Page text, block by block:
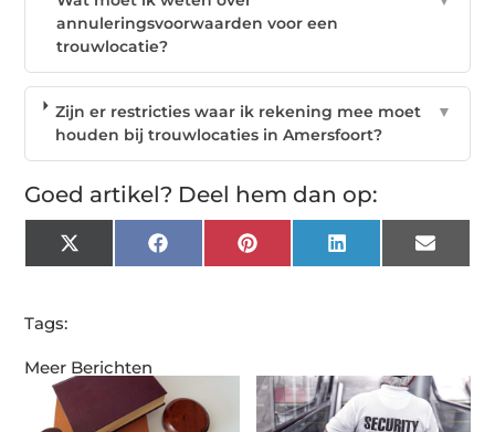
Meer Berichten
annuleringsvoorwaarden voor een
trouwlocatie?
Zijn er restricties waar ik rekening mee moet
houden bij trouwlocaties in Amersfoort?
▼
Goed artikel? Deel hem dan op:
X
(Twitter)
Facebook Pinterest LinkedIn Email
Tags: